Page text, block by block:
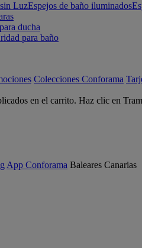
LuzEspejos de baño iluminados
ducha
para baño
Colecciones Conforama
en el carrito. Haz clic en
App Conforama Baleares Canarias